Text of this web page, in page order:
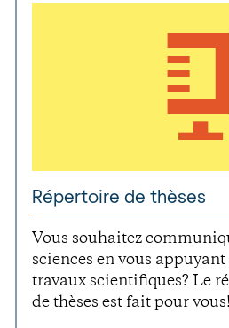
Répertoire de thèses
Vous souhaitez
sciences en vous appuyant
travaux scientifiques? Le
de thèses est fait pour vous!